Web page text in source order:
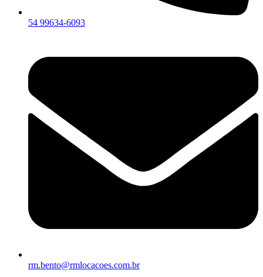
54 99634‑6093‬
rm.bento@rmlocacoes.com.br